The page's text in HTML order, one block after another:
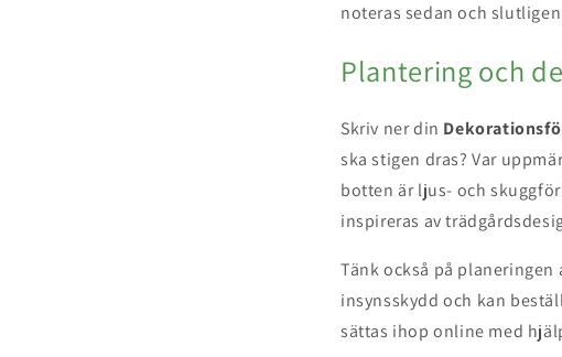
noteras sedan och
Plantering och
Skriv ner din
ska stigen dras? Var
botten är ljus- och
inspireras av
Tänk också på
insynsskydd och kan
sättas ihop online med